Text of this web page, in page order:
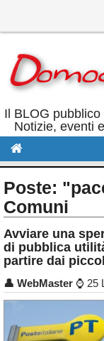
Il BLOG
Notizie, eventi
Politica
Sport
Eventi
Rubriche
Annunci
Poste:
Comuni
Avviare una
di pubblica
partire dai
👤 WebMaster ⌚ 25